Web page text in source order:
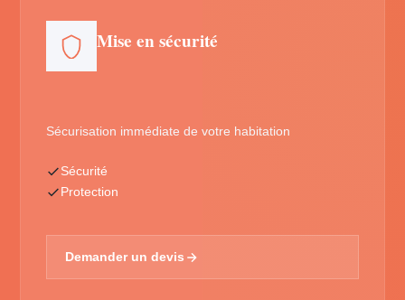
Mise en sécurité
Sécurisation immédiate de votre habitation
Sécurité
Protection
Demander un devis